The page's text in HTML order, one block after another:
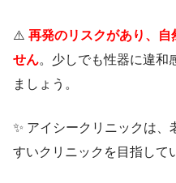
⚠️ 再発のリスクがあり、自
せん。少しでも性器に違和
ましょう。
✨ アイシークリニックは
すいクリニックを目指して